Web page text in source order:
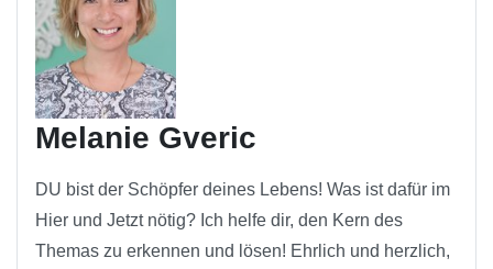
Melanie Gveric
DU bist der Schöpfer deines Lebens! Was ist dafür im
Hier und Jetzt nötig? Ich helfe dir, den Kern des
Themas zu erkennen und lösen! Ehrlich und herzlich,